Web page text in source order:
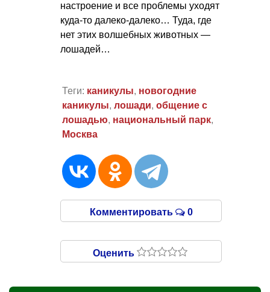
настроение и все проблемы уходят
куда-то далеко-далеко… Туда, где
нет этих волшебных животных —
лошадей…
Теги: каникулы, новогодние
каникулы, лошади, общение с
лошадью, национальный парк,
Москва
Комментировать 0
Оценить